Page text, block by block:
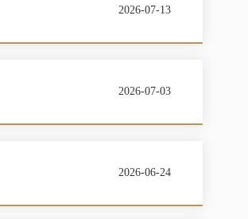
2026-07-13
2026-07-03
2026-06-24